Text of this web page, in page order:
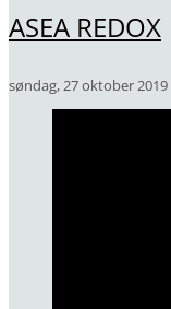
ASEA REDOX
søndag, 27 oktober 2019